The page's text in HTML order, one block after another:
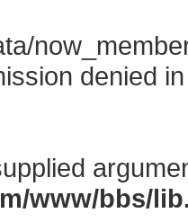
denied
www/bbs/